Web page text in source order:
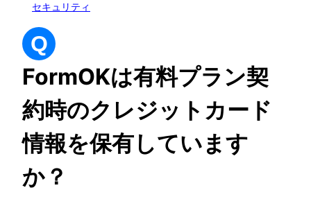
セキュリティ
Q
FormOKは有料プラン契
約時のクレジットカード
情報を保有しています
か？